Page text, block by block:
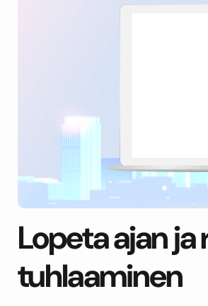
Lopeta ajan ja
tuhlaaminen